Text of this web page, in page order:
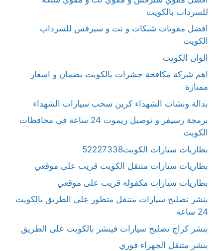
للسرداب بالكويت
افضل مقويات شبكات و نت و سيرفس للسرداب
الكويت
الوان الكويت
اهم شركة مكافحة حشرات بالكويت بضمان و اسعار
ممتازة
بدالة ونشات الشهداء كرين سحب سيارات الشهداء
برمجة رسيفر و توصيل ريموت 24 ساعة في محافظات
الكويت
بطاريات سيارات الكويت52227338
بطاريات سيارات متنقل الكويت قريب على موقعي
بطاريات سيارات مكفولة قريب على موقعي
بنشر تصليح سيارات متنقل متطور على الطريق بالكويت
24 ساعة
بنشر كراج تصليح سيارات فينشر بالكويت على الطريق
بنشر متنقل الجهراء فوري